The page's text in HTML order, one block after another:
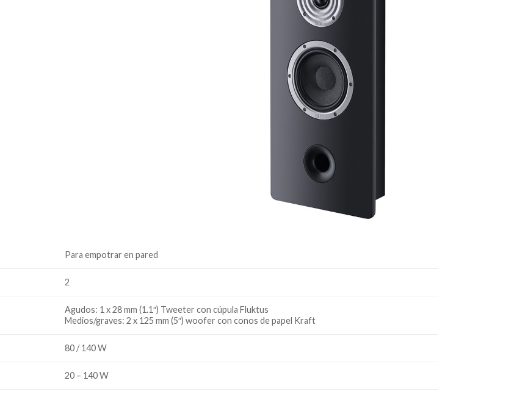
Para empotrar en pared
2
Agudos: 1 x 28 mm (1.1″) Tweeter con cúpula Fluktus
Medios/graves: 2 x 125 mm (5″) woofer con conos de papel Kraft
80 / 140 W
20 – 140 W